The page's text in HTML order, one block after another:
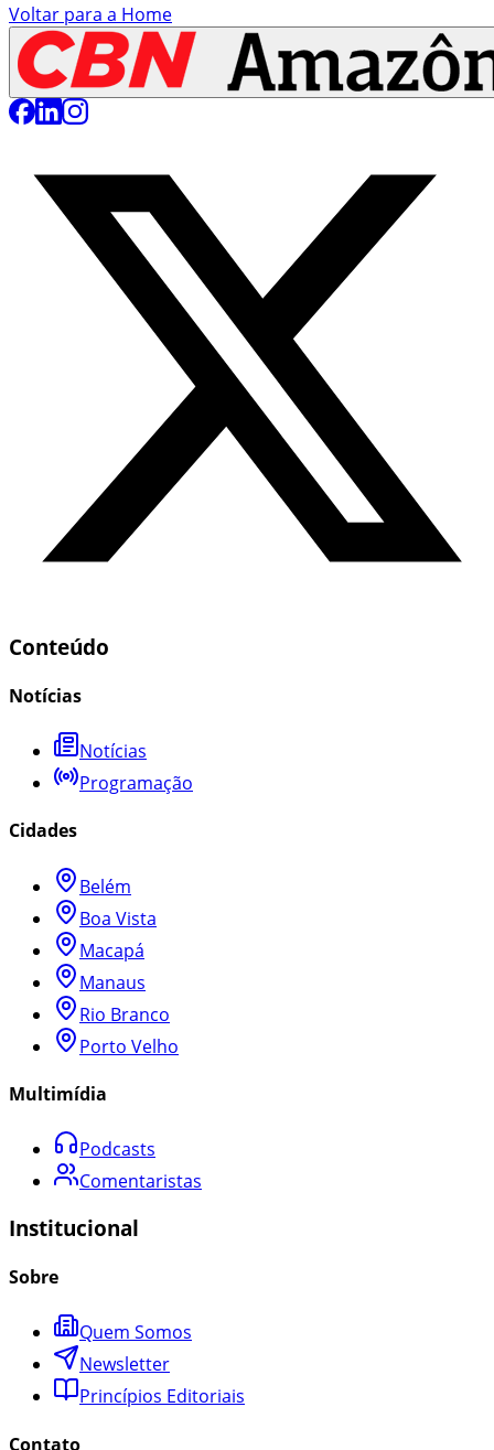
Voltar para a Home
Conteúdo
Notícias
Notícias
Programação
Cidades
Belém
Boa Vista
Macapá
Manaus
Rio Branco
Porto Velho
Multimídia
Podcasts
Comentaristas
Institucional
Sobre
Quem Somos
Newsletter
Princípios Editoriais
Contato